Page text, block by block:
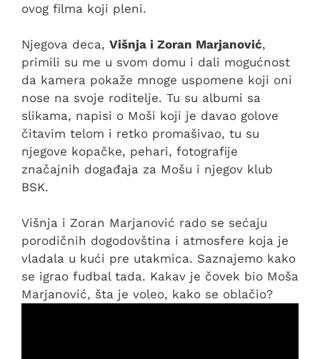
ovog filma koji pleni.
Njegova deca, Višnja i Zoran Marjanović,
primili su me u svom domu i dali mogućnost
da kamera pokaže mnoge uspomene koji oni
nose na svoje roditelje. Tu su albumi sa
slikama, napisi o Moši koji je davao golove
čitavim telom i retko promašivao, tu su
njegove kopačke, pehari, fotografije
značajnih događaja za Mošu i njegov klub
BSK.
Višnja i Zoran Marjanović rado se sećaju
porodičnih dogodovština i atmosfere koja je
vladala u kući pre utakmica. Saznajemo kako
se igrao fudbal tada. Kakav je čovek bio Moša
Marjanović, šta je voleo, kako se oblačio?